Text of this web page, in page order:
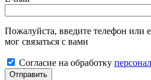
Пожалуйста, введите телефон или
мог связаться с вами
Согласие на обработку
Отправить